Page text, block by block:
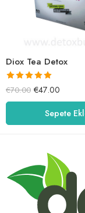
Diox Tea Detox
5 üzerinden
5.00oy aldı
€70.00 €47.00
Sepete